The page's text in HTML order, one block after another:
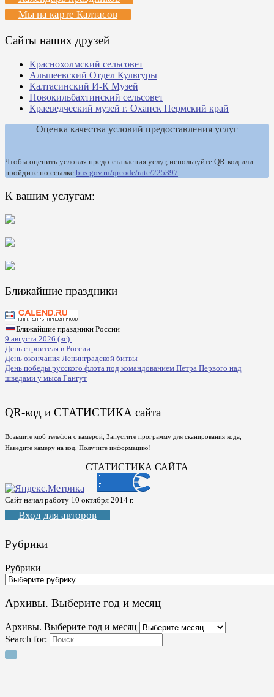
Мы на карте Калтасов
Сайты наших друзей
Краснохолмский сельсовет
Альшеевский Отдел Культуры
Калтасинский И-К Музей
Новокильбахтинский сельсовет
Краеведческий музей г. Оханск Пермский край
Оценка качества условий предоставления услуг
Чтобы оценить условия предо-ставления услуг, используйте QR-код или
пройдите по ссылке bus.gov.ru/qrcode/rate/225397
К вашим услугам:
Ближайшие праздники
Ближайшие праздники России
9 августа 2026 (вс):
День строителя в России
День окончания Ленинградской битвы
День победы русского флота под командованием Петра Первого над
шведами у мыса Гангут
QR-код и СТАТИСТИКА сайта
Возьмите моб телефон с камерой, Запустите программу для сканирования кода,
Наведите камеру на код, Получите информацию!
СТАТИСТИКА САЙТА
Сайт начал работу 10 октября 2014 г.
Вход для авторов
Рубрики
Рубрики
Архивы. Выберите год и месяц
Архивы. Выберите год и месяц
Search for: